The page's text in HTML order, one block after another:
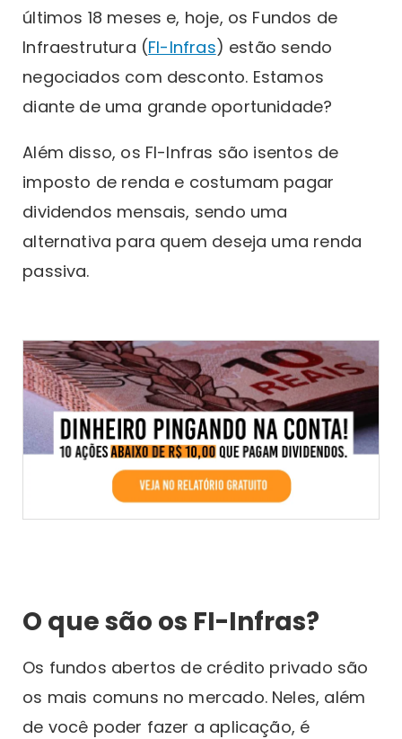
últimos 18 meses e, hoje, os Fundos de
Infraestrutura (FI-Infras) estão sendo
negociados com desconto. Estamos
diante de uma grande oportunidade?
Além disso, os FI-Infras são isentos de
imposto de renda e costumam pagar
dividendos mensais, sendo uma
alternativa para quem deseja uma renda
passiva.
O que são os FI-Infras?
Os fundos abertos de crédito privado são
os mais comuns no mercado. Neles, além
de você poder fazer a aplicação, é